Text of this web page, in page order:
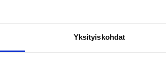
Yksityiskohdat